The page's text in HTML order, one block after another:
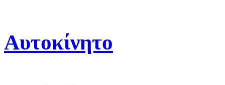
Αυτοκίνητο